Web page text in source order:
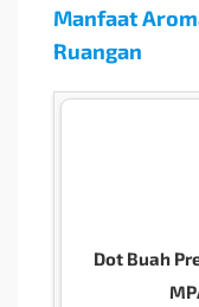
Manfaat
Ruangan
Dot Buah